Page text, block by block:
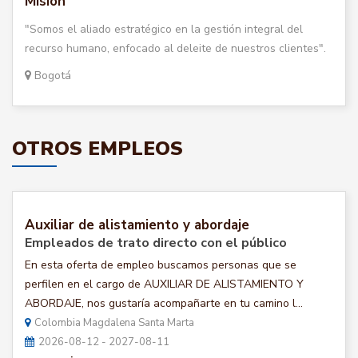
"Somos el aliado estratégico en la gestión integral del
recurso humano, enfocado al deleite de nuestros clientes".
Bogotá
OTROS EMPLEOS
Auxiliar de alistamiento y abordaje
Empleados de trato directo con el público
En esta oferta de empleo buscamos personas que se
perfilen en el cargo de AUXILIAR DE ALISTAMIENTO Y
ABORDAJE, nos gustaría acompañarte en tu camino l...
Colombia Magdalena Santa Marta
2026-08-12 - 2027-08-11